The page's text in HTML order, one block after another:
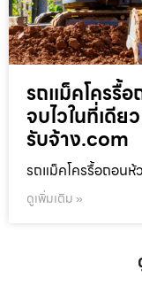
รถแม็คโครรื้
จบไวในที่เดีย
รับจ้าง.com
รถแม็คโครรื้อถอน
ดูเพิ่มเติม »